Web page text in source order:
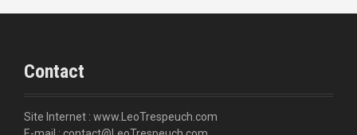
Contact
Site Internet : www.LeoTrespeuch.com